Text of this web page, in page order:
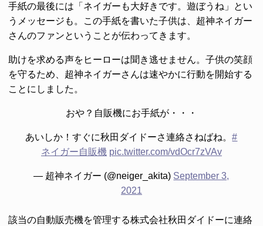
手紙の最後には「ネイガーも大好きです。遊ぼうね」とい
うメッセージも。この手紙を書いた子供は、超神ネイガー
さんのファンということが伝わってきます。
助けを求める声をヒーローは聞き逃せません。子供の笑顔
を守るため、超神ネイガーさんは速やかに行動を開始する
ことにしました。
おや？自販機にお手紙が・・・
あいしか！すぐに秋田ダイドーさ連絡さねばね。#
ネイガー自販機 pic.twitter.com/vdOcr7zVAv
— 超神ネイガー (@neiger_akita) September 3,
2021
該当の自動販売機を管理する株式会社秋田ダイドーに連絡